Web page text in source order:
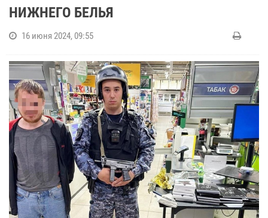
НИЖНЕГО БЕЛЬЯ
16 июня 2024, 09:55